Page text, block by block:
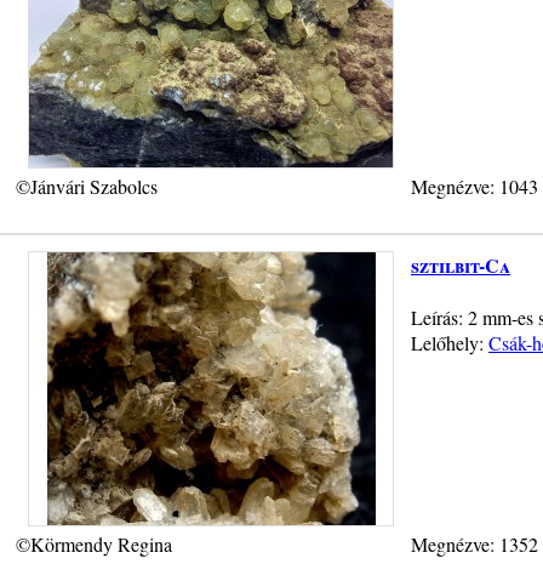
©Jánvári Szabolcs Megnézve:
sztilbit-Ca
Leírás: 2 mm-es
Lelőhely: Csák-
©Körmendy Regina Megnézve: